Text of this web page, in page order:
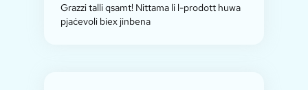
Grazzi talli qsamt! Nittama li l-prodott huwa
pjaċevoli biex jinbena